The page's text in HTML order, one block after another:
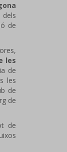
de
les
de
les
de
de
de